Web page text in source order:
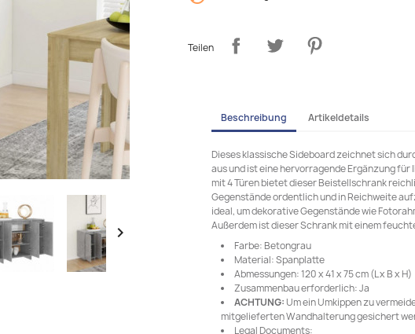

Teilen
Beschreibung Artikeldetails
Dieses klassische Sideboard zeichnet sich
aus und ist eine hervorragende Ergänzung
mit 4 Türen bietet dieser Beistellschrank
Gegenstände ordentlich und in Reichweite
ideal, um dekorative Gegenstände wie
Außerdem ist dieser Schrank mit einem
Farbe: Betongrau
Material: Spanplatte
Abmessungen: 120 x 41 x 75 cm (L x B x H)
Zusammenbau erforderlich: Ja
ACHTUNG: Um ein Umkippen zu
mitgelieferten Wandhalterung gesichert
Legal Documents: